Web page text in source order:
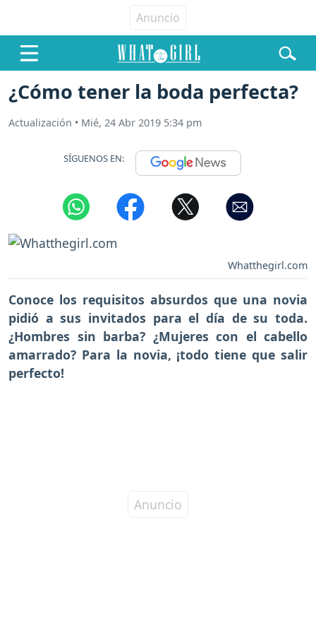
¿Cómo tener la boda perfecta?
Actualización • Mié, 24 Abr 2019 5:34 pm
SÍGUENOS EN:
Whatthegirl.com
Conoce los requisitos absurdos que una novia
pidió a sus invitados para el día de su toda.
¿Hombres sin barba? ¿Mujeres con el cabello
amarrado? Para la novia, ¡todo tiene que salir
perfecto!